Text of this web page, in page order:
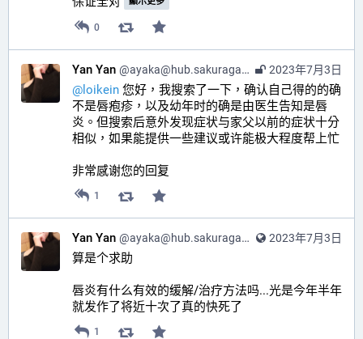
0
2023年7月3日
Yan Yan @ayaka@hub.sakuragawa.moe
@ loikein 您好，我搜索了一下，确认自己得的的确
不是唇疱疹，以及幼年时的确是由医生告知是唇
炎。但搜索后意外发现症状与家父以前的症状十分
相似，如果能提供一些建议或许能极大程度帮上忙
非常感谢您的回复
1
2023年7月3日
Yan Yan @ayaka@hub.sakuragawa.moe
算是个求助
唇炎有什么有效的缓解/治疗方法吗...光是今年半年
就发作了将近十次了真的快死了
1